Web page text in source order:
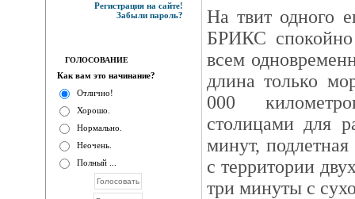
Регистрация на сайте!
Забыли пароль?
ГОЛОСОВАНИЕ
Как вам это начинание?
Отлично!
Хорошо.
Нормально.
Неочень.
Полный ...
На твит одного
БРИКС
всем
длина только
000
столицами для
минут,
с территории
три минуты с